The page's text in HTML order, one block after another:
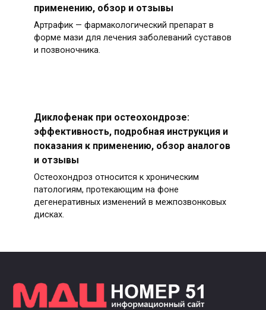
применению, обзор и отзывы
Артрафик — фармакологический препарат в
форме мази для лечения заболеваний суставов
и позвоночника.
Диклофенак при остеохондрозе:
эффективность, подробная инструкция и
показания к применению, обзор аналогов
и отзывы
Остеохондроз относится к хроническим
патологиям, протекающим на фоне
дегенеративных изменений в межпозвонковых
дисках.